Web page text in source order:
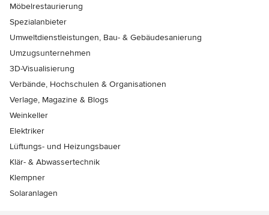
Möbelrestaurierung
Spezialanbieter
Umweltdienstleistungen, Bau- & Gebäudesanierung
Umzugsunternehmen
3D-Visualisierung
Verbände, Hochschulen & Organisationen
Verlage, Magazine & Blogs
Weinkeller
Elektriker
Lüftungs- und Heizungsbauer
Klär- & Abwassertechnik
Klempner
Solaranlagen